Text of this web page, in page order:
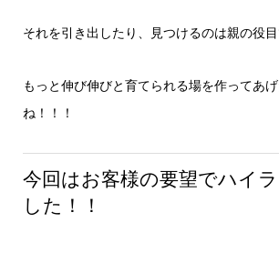
それを引き出したり、見つけるのは親の役目
もっと伸び伸びと育てられる場を作ってあ
ね！！！
今回はお客様の要望でハイ
した！！